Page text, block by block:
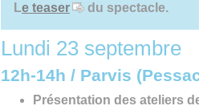
Le teaser du spectacle.
Lundi 23 septembre
12h-14h / Parvis
Présentation des ateliers